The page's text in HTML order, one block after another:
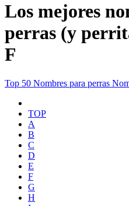
Los mejores
perras (y
F
Top 50 Nombres para perras
TOP
A
B
C
D
E
F
G
H